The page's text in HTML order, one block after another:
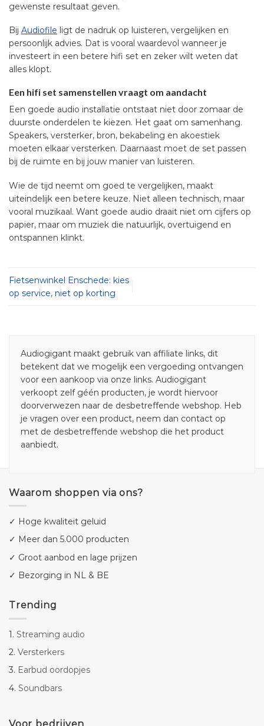
gewenste resultaat geven.
Bij Audiofile ligt de nadruk op luisteren, vergelijken en
persoonlijk advies. Dat is vooral waardevol wanneer je
investeert in een betere hifi set en zeker wilt weten dat
alles klopt.
Een hifi set samenstellen vraagt om aandacht
Een goede audio installatie ontstaat niet door zomaar de
duurste onderdelen te kiezen. Het gaat om samenhang.
Speakers, versterker, bron, bekabeling en akoestiek
moeten elkaar versterken. Daarnaast moet de set passen
bij de ruimte en bij jouw manier van luisteren.
Wie de tijd neemt om goed te vergelijken, maakt
uiteindelijk een betere keuze. Niet alleen technisch, maar
vooral muzikaal. Want goede audio draait niet om cijfers op
papier, maar om muziek die natuurlijk, overtuigend en
ontspannen klinkt.
Fietsenwinkel Enschede: kies
op service, niet op korting
Audiogigant maakt gebruik van affiliate links, dit
betekent dat we mogelijk een vergoeding ontvangen
voor een aankoop via onze links. Audiogigant
verkoopt zelf géén producten, je wordt hiervoor
doorverwezen naar de desbetreffende webshop. Heb
je vragen over een product, neem dan contact op
met de desbetreffende webshop die het product
aanbiedt.
Waarom shoppen via ons?
✓ Hoge kwaliteit geluid
✓ Meer dan 5.000 producten
✓ Groot aanbod en lage prijzen
✓ Bezorging in NL & BE
Trending
1. Streaming audio
2. Versterkers
3. Earbud oordopjes
4. Soundbars